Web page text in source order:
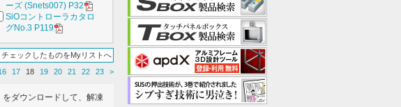
ーズ (Snets007) P32
SiOコントローラカタロ
グNo.3 P119
チェックしたものをMyリストへ
17 18 19 20 21 22 23 >
ダウンロードして、解凍